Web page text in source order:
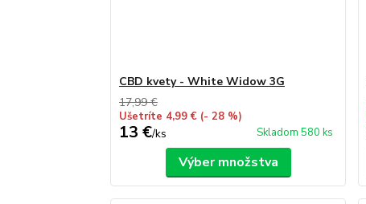
CBD kvety - White Widow 3G
17,99 €
Ušetríte 4,99 € (- 28 %)
13 €/ks Skladom 580 ks
Výber množstva